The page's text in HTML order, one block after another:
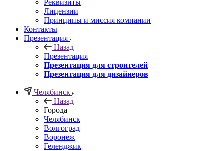
Реквизиты
Лицензии
Принципы и миссия компании
Контакты
Презентация
Назад
Презентация
Презентация для строителей
Презентация для дизайнеров
Челябинск
Назад
Города
Челябинск
Волгоград
Воронеж
Геленджик